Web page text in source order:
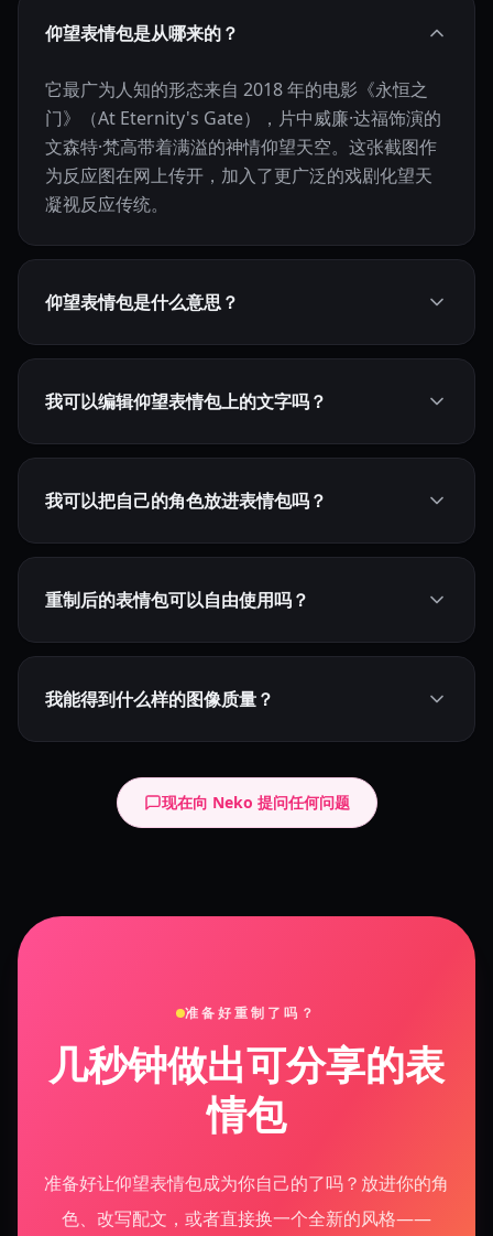
仰望表情包是从哪来的？
它最广为人知的形态来自 2018 年的电影《永恒之
门》（At Eternity's Gate），片中威廉·达福饰演的
文森特·梵高带着满溢的神情仰望天空。这张截图作
为反应图在网上传开，加入了更广泛的戏剧化望天
凝视反应传统。
仰望表情包是什么意思？
我可以编辑仰望表情包上的文字吗？
我可以把自己的角色放进表情包吗？
重制后的表情包可以自由使用吗？
我能得到什么样的图像质量？
现在向 Neko 提问任何问题
准备好重制了吗？
几秒钟做出可分享的表
情包
准备好让仰望表情包成为你自己的了吗？放进你的角
色、改写配文，或者直接换一个全新的风格——